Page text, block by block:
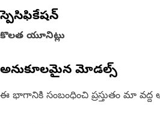
స్పెసిఫికేషన్
కొలత యూనిట్లు
అనుకూలమైన మోడల్స్
ఈ భాగానికి సంబంధించి ప్రస్తుతం మా